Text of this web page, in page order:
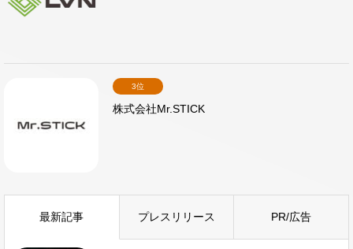
3位
株式会社Mr.STICK
最新記事 プレスリリース PR/広告